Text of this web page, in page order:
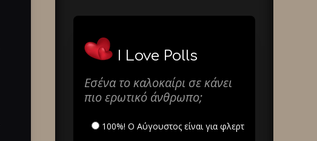
I Love Polls
Εσένα το καλοκαίρι σε κάνει
πιο ερωτικό άνθρωπο;
100%! Ο Αύγουστος είναι για φλερτ